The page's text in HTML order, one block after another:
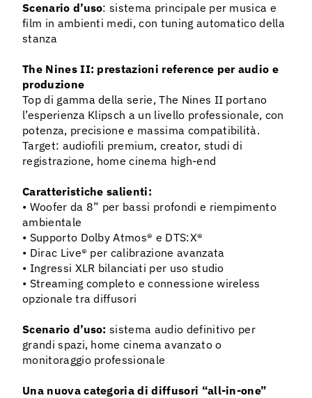
Scenario d’uso: sistema principale per musica e
film in ambienti medi, con tuning automatico della
stanza
The Nines II: prestazioni reference per audio e
produzione
Top di gamma della serie, The Nines II portano
l’esperienza Klipsch a un livello professionale, con
potenza, precisione e massima compatibilità.
Target: audiofili premium, creator, studi di
registrazione, home cinema high-end
Caratteristiche salienti:
• Woofer da 8” per bassi profondi e riempimento
ambientale
• Supporto Dolby Atmos® e DTS:X®
• Dirac Live® per calibrazione avanzata
• Ingressi XLR bilanciati per uso studio
• Streaming completo e connessione wireless
opzionale tra diffusori
Scenario d’uso:sistema audio definitivo per
grandi spazi, home cinema avanzato o
monitoraggio professionale
Una nuova categoria di diffusori “all-in-one”